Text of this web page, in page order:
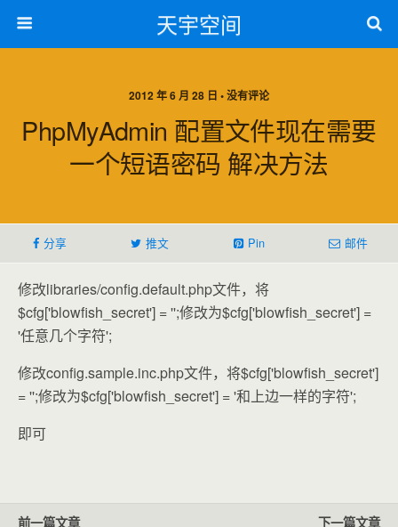
天宇空间
2012 年 6 月 28 日 • 没有评论
PhpMyAdmin 配置文件现在需要
一个短语密码 解决方法
分享 推文 Pin 邮件
修改libraries/config.default.php文件，将
$cfg['blowfish_secret'] = '';修改为$cfg['blowfish_secret'] =
'任意几个字符';
修改config.sample.inc.php文件，将$cfg['blowfish_secret']
= '';修改为$cfg['blowfish_secret'] = '和上边一样的字符';
即可
前一篇文章 下一篇文章